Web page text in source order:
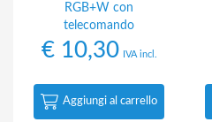
RGB+W con
telecomando
€10,30 IVA incl.
Aggiungi al carrello